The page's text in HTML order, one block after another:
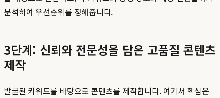
분석하여 우선순위를 정해줍니다.
3단계: 신뢰와 전문성을 담은 고품질 콘텐츠
제작
발굴된 키워드를 바탕으로 콘텐츠를 제작합니다. 여기서 핵심은